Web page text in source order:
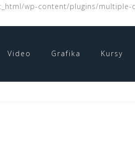
wp-content/plugins/multiple-
Video Grafika Kursy